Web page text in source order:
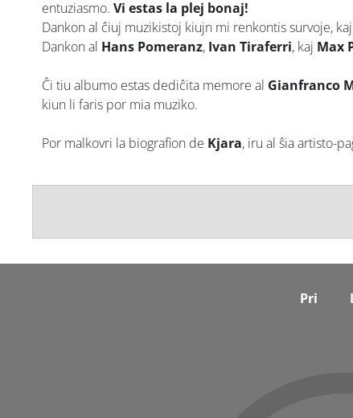
entuziasmo. Vi estas la plej bonaj!
Dankon al ĉiuj muzikistoj kiujn mi renkontis survoje,
Dankon al Hans Pomeranz, Ivan Tiraferri, kaj Max
Ĉi tiu albumo estas dediĉita memore al Gianfranco
kiun li faris por mia muziko.
Por malkovri la biografion de Kjara, iru al ŝia artisto-
Pri